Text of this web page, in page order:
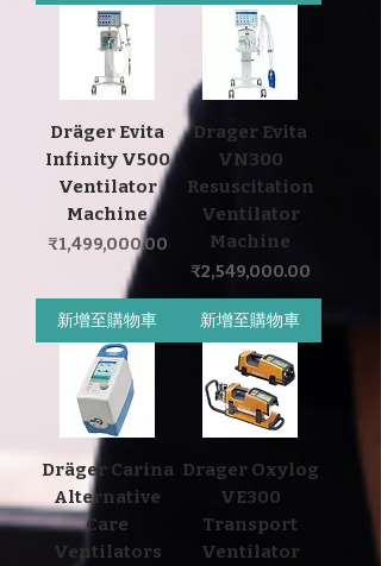
Dräger Evita
Infinity V500
Ventilator
Machine
價格
₹1,499,000.00
新增至購物車
Drager Evita
VN300
Resuscitation
Ventilator
Machine
價格
₹2,549,000.00
新增至購物車
Dräger Carina
Alternative
Care
Ventilators
Drager Oxylog
VE300
Transport
Ventilator